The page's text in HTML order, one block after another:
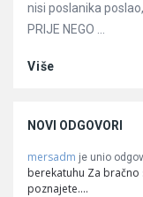
nisi poslanika poslao,
PRIJE NEGO ...
Više
NOVI ODGOVORI
mersadm je unio
berekatuhu Za
poznajete.…